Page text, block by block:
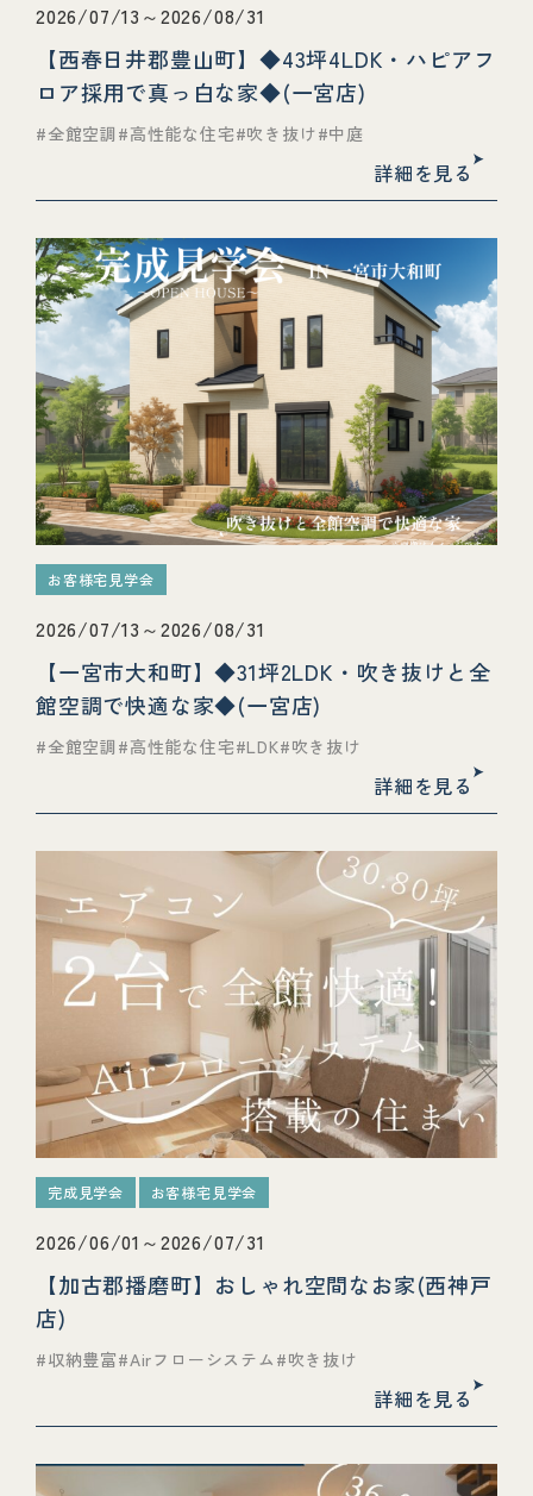
2026/07/13～2026/08/31
【西春日井郡豊山町】◆43坪4LDK・ハピアフ
ロア採用で真っ白な家◆(一宮店)
全館空調 高性能な住宅 吹き抜け 中庭
詳細を見る
お客様宅見学会
2026/07/13～2026/08/31
【一宮市大和町】◆31坪2LDK・吹き抜けと全
館空調で快適な家◆(一宮店)
全館空調 高性能な住宅 LDK 吹き抜け
詳細を見る
完成見学会 お客様宅見学会
2026/06/01～2026/07/31
【加古郡播磨町】おしゃれ空間なお家(西神戸
店)
収納豊富 Airフローシステム 吹き抜け
詳細を見る